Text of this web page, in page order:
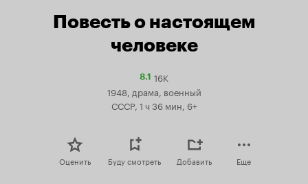
Повесть о настоящем
человеке
8.1Рейтинг
Кинопоиска
16K
1948, драма, военный
СССР, 1 ч 36 мин, 6+
Оценить Буду смотреть Добавить Еще